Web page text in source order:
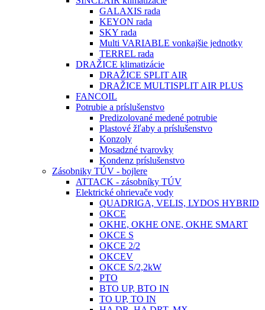
GALAXIS rada
KEYON rada
SKY rada
Multi VARIABLE vonkajšie jednotky
TERREL rada
DRAŽICE klimatizácie
DRAŽICE SPLIT AIR
DRAŽICE MULTISPLIT AIR PLUS
FANCOIL
Potrubie a príslušenstvo
Predizolované medené potrubie
Plastové žľaby a príslušenstvo
Konzoly
Mosadzné tvarovky
Kondenz príslušenstvo
Zásobniky TÚV - bojlere
ATTACK - zásobníky TÚV
Elektrické ohrievače vody
QUADRIGA, VELIS, LYDOS HYBRID
OKCE
OKHE, OKHE ONE, OKHE SMART
OKCE S
OKCE 2/2
OKCEV
OKCE S/2,2kW
PTO
BTO UP, BTO IN
TO UP, TO IN